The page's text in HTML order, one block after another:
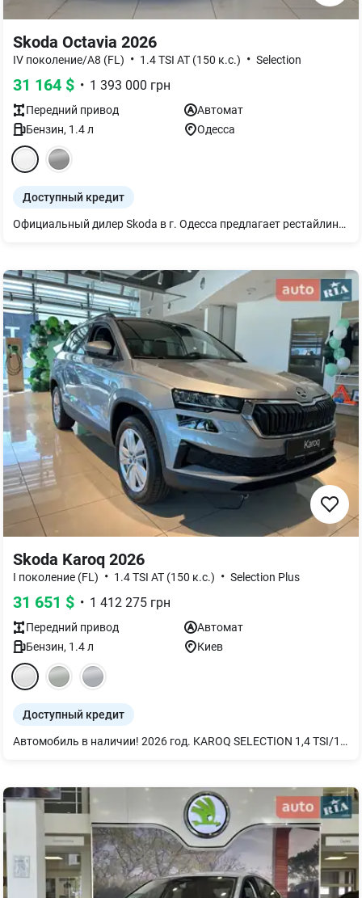
Skoda Octavia 2026
IV поколение/A8 (FL) • 1.4 TSI AT (150 к.с.) • Selection
31 164 $ • 1 393 000 грн
Передний привод
Автомат
Бензин, 1.4л Одесса
Доступный кредит
Официальный дилер Skoda в г. Одесса предлагает рестайлинговую Octavia A8 в комплектации Selection Plus: - ESC; - 6 подушек безопасности; - датчик давления в шинах; - мультимедиа 10 дюймов, с CarPlay и Android Auto; - подогрев передних сидений, руля и лобового стекла; - камера заднего вида; - передний и задний датчик парковки;
Skoda Karoq 2026
I поколение (FL) • 1.4 TSI AT (150 к.с.) • Selection Plus
31 651 $ • 1 412 275 грн
Передний привод
Автомат
Бензин, 1.4л Киев
Доступный кредит
Автомобиль в наличии! 2026 год. KAROQ SELECTION 1,4 TSI/110 kW 8AQ - Удаленный доступ 3 года - LED головной свет - LED задние комбинированные фонари с анимированными индикаторами - Цифровая панель приборов с расширенными функциями - Пакет "Поганые дороги" (Защита картера двигателя и защита днища кузова от камней) - Беспроводной Carplay / Android Auto - PARK DISTANCE CONTROL - датчики парковки спереди и сзади - Бесконтактное открытие/закрытие багажника ногой - «AUTO LIGHT ASSIST» - автоматическое управление дальним светом с датчиком света - Центральный замок Kessy Go без SafeLock - Камера заднего вида "REAR VIEW" - Обивка сиденья из ткани - Легкосплавные диски 17 дюймов - Передние сиденья с подогревом - Задние сиденья с подогревом - Подогрев лобового стекла - Подогрев руля - Дополнительная тонировка окон SUNSET Комплектация SELECTION PLUS. Автомобиль доступен на тест драйв! Ждем Вас на осмотр и ароматный кофе! Возможна покупка в кредит или лизинг, обмен по программе Trade-in.